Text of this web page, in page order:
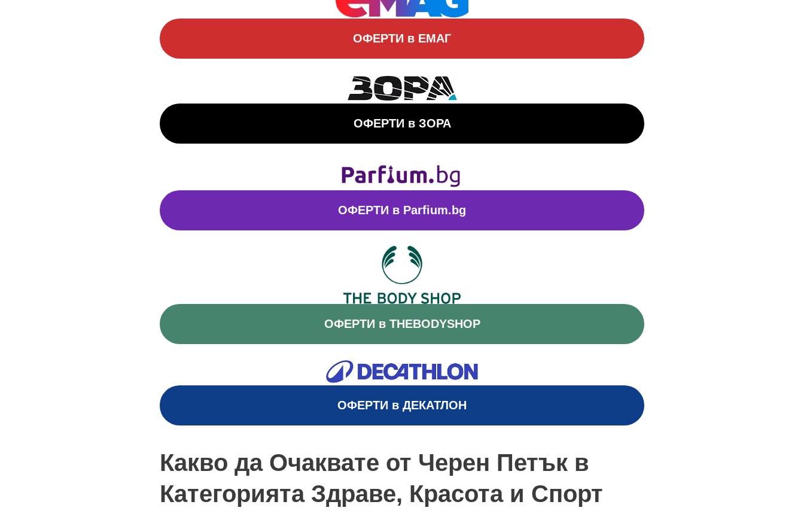
ОФЕРТИ в EМАГ
ОФЕРТИ в ЗОРА
ОФЕРТИ в Parfium.bg
ОФЕРТИ в THEBODYSHOP
ОФЕРТИ в ДЕКАТЛОН
Какво да Очаквате от Черен Петък в
Категорията Здраве, Красота и Спорт